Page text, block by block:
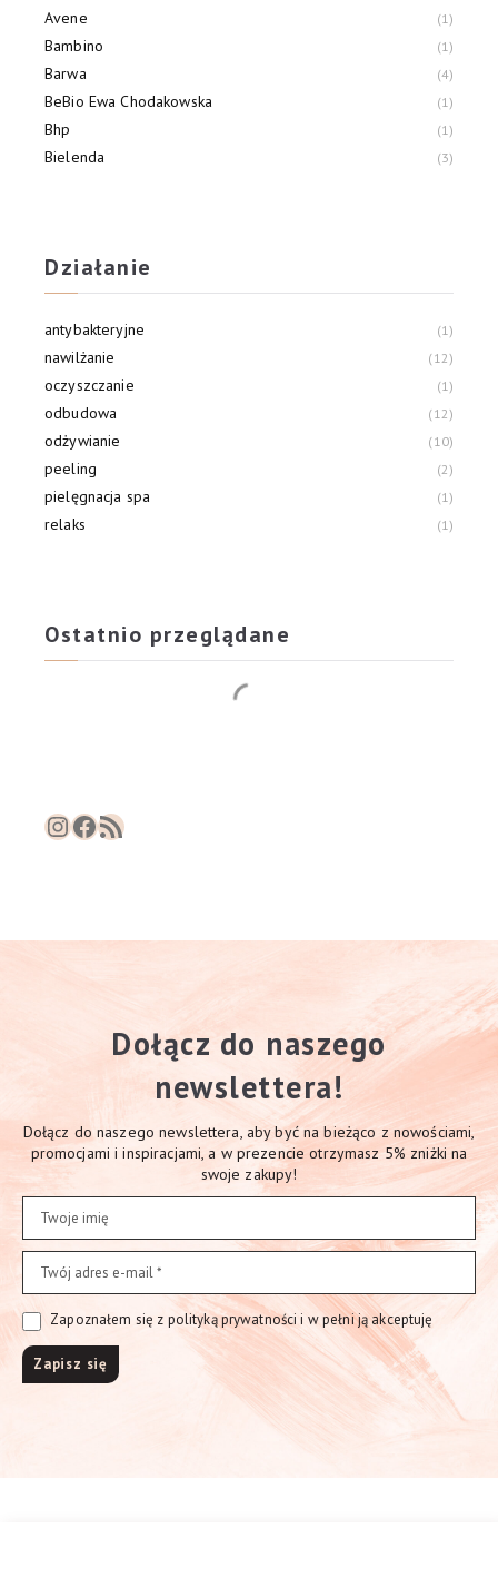
Avene 1
Bambino 1
Barwa 4
BeBio Ewa Chodakowska 1
Bhp 1
Bielenda 3
Działanie
antybakteryjne 1
nawilżanie 12
oczyszczanie 1
odbudowa 12
odżywianie 10
peeling 2
pielęgnacja spa 1
relaks 1
Ostatnio przeglądane
InstagramFacebook RSS Feed
Dołącz do naszego
newslettera!
Dołącz do naszego newslettera, aby być na bieżąco z nowościami,
promocjami i inspiracjami, a w prezencie otrzymasz 5% zniżki na
swoje zakupy!
Zapoznałem się z polityką prywatności i w pełni ją akceptuję